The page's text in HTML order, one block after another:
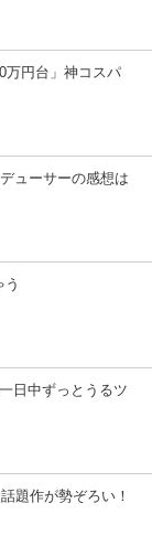
万円台」神コスパ
ューサーの感想は
日中ずっとうるツ
題作が勢ぞろい！